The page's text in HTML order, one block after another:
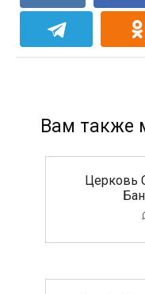
Вам также
Церковь